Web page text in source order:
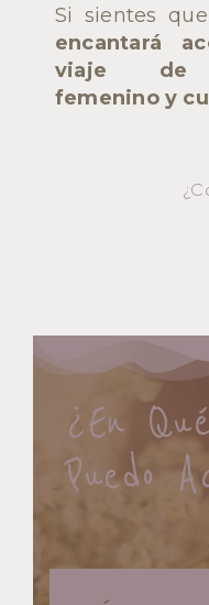
Si sientes
encantará
viaje de
femenino y
¿En
Puedo